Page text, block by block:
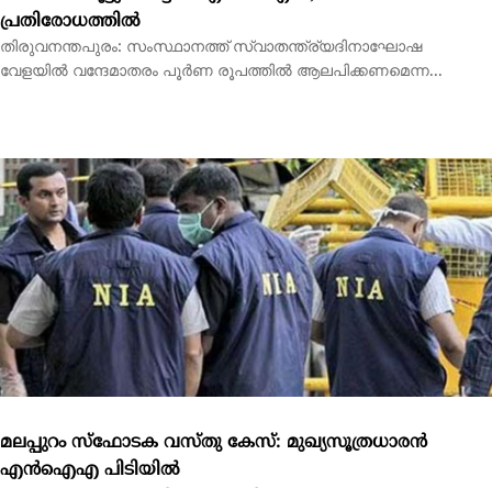
മലപ്പുറം സ്‌ഫോടക വസ്തു കേസ്: മുഖ്യസൂത്രധാരന്‍
എന്‍ഐഎ പിടിയില്‍
മലപ്പുറം: മലപ്പുറത്തു നിന്നും അനധികൃത സ്‌ഫോടക വസ്തു ശേഖരം
പിടികൂടിയ സംഭവത്തില്‍ നിര്‍ണായക...